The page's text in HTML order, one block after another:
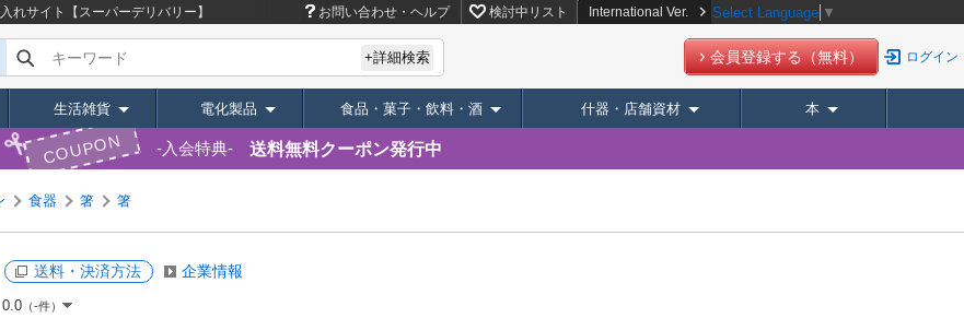
れサイト【スーパーデリバリー】 お問い合わせ・ヘルプ 検討中リスト International Ver. Select Language ▼
キーワード +詳細検索 会員登録する（無料） ログイン
生活雑貨 電化製品 食品・菓子・飲料・酒 什器・店舗資材 本
COUPON 入会特典 送料無料クーポン発行中
食器 箸 箸
送料・決済方法 企業情報
0.0（-件）